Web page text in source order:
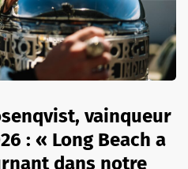
vainqueur
: « Long Beach a
dans notre